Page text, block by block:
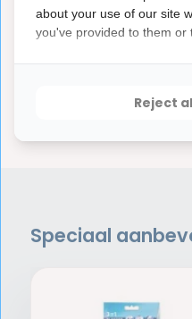
2from5
Speciaal
about your use of our site
you've provided to them or
Reject